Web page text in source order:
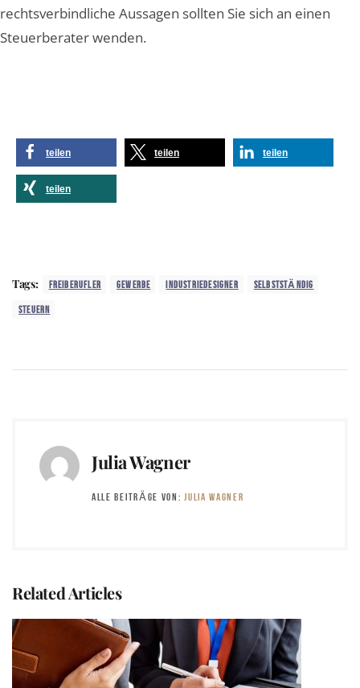
rechtsverbindliche Aussagen sollten Sie sich an einen
Steuerberater wenden.
teilen teilen teilen
teilen
Tags: FREIBERUFLER GEWERBE INDUSTRIEDESIGNER SELBSTSTÄNDIG
STEUERN
Julia Wagner
ALLE BEITRÄGE VON: JULIA WAGNER
Related Articles